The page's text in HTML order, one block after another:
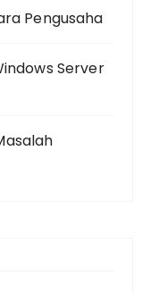
Pengusaha
Server